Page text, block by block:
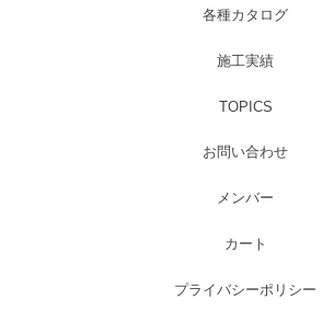
各種カタログ
施工実績
TOPICS
お問い合わせ
メンバー
カート
プライバシーポリシー